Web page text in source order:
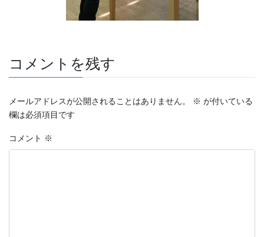
コメントを残す
メールアドレスが公開されることはありません。 ※ が付いている
欄は必須項目です
コメント ※